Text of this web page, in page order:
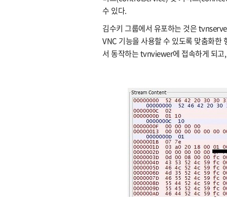
수 있다.
김수키 그룹에서 유포하는 것은
VNC 기능을 사용할 수 있도록 맞춤화
서 동작하는 tvnviewer에 접속하게 되고